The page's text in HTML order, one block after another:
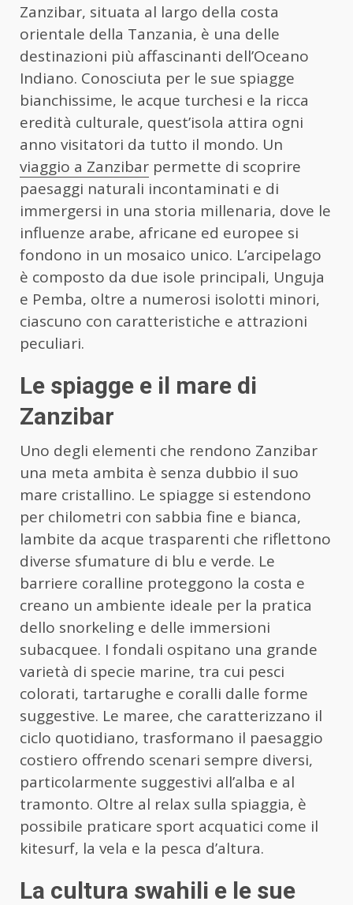
Zanzibar, situata al largo della costa
orientale della Tanzania, è una delle
destinazioni più affascinanti dell’Oceano
Indiano. Conosciuta per le sue spiagge
bianchissime, le acque turchesi e la ricca
eredità culturale, quest’isola attira ogni
anno visitatori da tutto il mondo. Un
viaggio a Zanzibar permette di scoprire
paesaggi naturali incontaminati e di
immergersi in una storia millenaria, dove le
influenze arabe, africane ed europee si
fondono in un mosaico unico. L’arcipelago
è composto da due isole principali, Unguja
e Pemba, oltre a numerosi isolotti minori,
ciascuno con caratteristiche e attrazioni
peculiari.
Le spiagge e il mare di
Zanzibar
Uno degli elementi che rendono Zanzibar
una meta ambita è senza dubbio il suo
mare cristallino. Le spiagge si estendono
per chilometri con sabbia fine e bianca,
lambite da acque trasparenti che riflettono
diverse sfumature di blu e verde. Le
barriere coralline proteggono la costa e
creano un ambiente ideale per la pratica
dello snorkeling e delle immersioni
subacquee. I fondali ospitano una grande
varietà di specie marine, tra cui pesci
colorati, tartarughe e coralli dalle forme
suggestive. Le maree, che caratterizzano il
ciclo quotidiano, trasformano il paesaggio
costiero offrendo scenari sempre diversi,
particolarmente suggestivi all’alba e al
tramonto. Oltre al relax sulla spiaggia, è
possibile praticare sport acquatici come il
kitesurf, la vela e la pesca d’altura.
La cultura swahili e le sue